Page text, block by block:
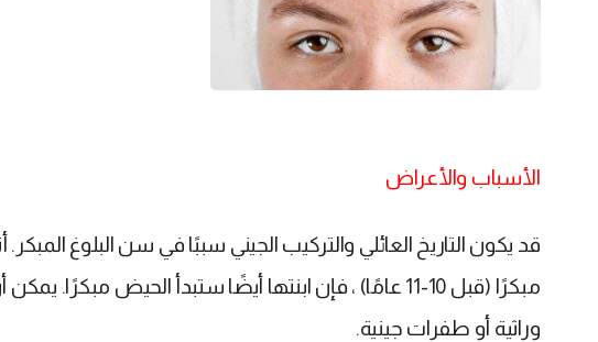
الأسباب والأعراض
قد يكون التاريخ العائلي والتركيب الجيني سببًا في سن البلوغ
مبكرًا (قبل 10-11 عامًا) ، فإن ابنتها أيضًا ستبدأ الحيض
وراثية أو طفرات جينية.